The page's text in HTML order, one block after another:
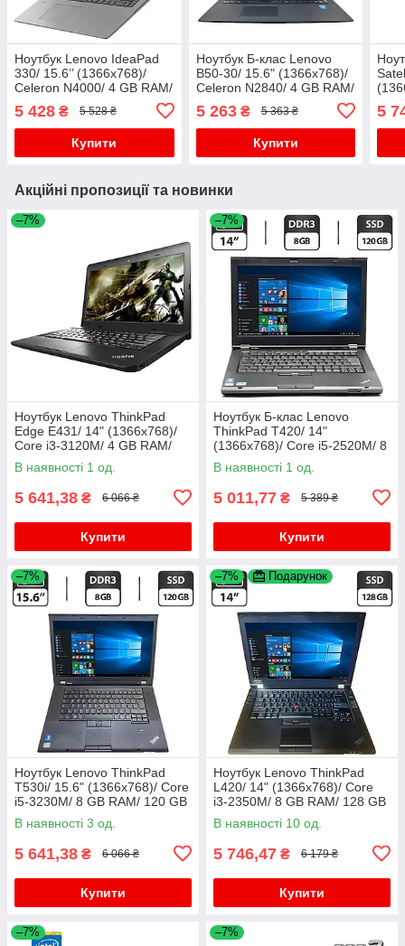
Ноутбук Lenovo IdeaPad
330/ 15.6’’ (1366x768)/
Celeron N4000/ 4 GB RAM/
5 428 ₴ 5 528 ₴
Купити
Ноутбук Б-клас Lenovo
B50-30/ 15.6" (1366x768)/
Celeron N2840/ 4 GB RAM/
5 263₴ 5 363 ₴
Купити
5
Акційні пропозиції та новинки
–7%
Ноутбук Lenovo ThinkPad
Edge E431/ 14" (1366x768)/
Core i3-3120M/ 4 GB RAM/
320 GB HDD/ HD 4000
В наявності 1 од.
5 641,38 ₴ 6 066 ₴
Купити
–7%
Ноутбук Б-клас Lenovo
ThinkPad T420/ 14"
(1366x768)/ Core i5-2520M/ 8
GB RAM/ 120 GB SSD/ HD
3000
В наявності 1 од.
5 011,77 ₴ 5 389 ₴
Купити
–7%
Ноутбук Lenovo ThinkPad
T530i/ 15.6" (1366x768)/ Core
i5-3230M/ 8 GB RAM/ 120 GB
SSD/ HD 4000
В наявності 3 од.
5 641,38 ₴ 6 066 ₴
Купити
–7% Подарунок
Ноутбук Lenovo ThinkPad
L420/ 14" (1366x768)/ Core
i3-2350M/ 8 GB RAM/ 128 GB
SSD/ HD 3000
В наявності 10 од.
5 746,47 ₴ 6 179 ₴
Купити
–7% –7%